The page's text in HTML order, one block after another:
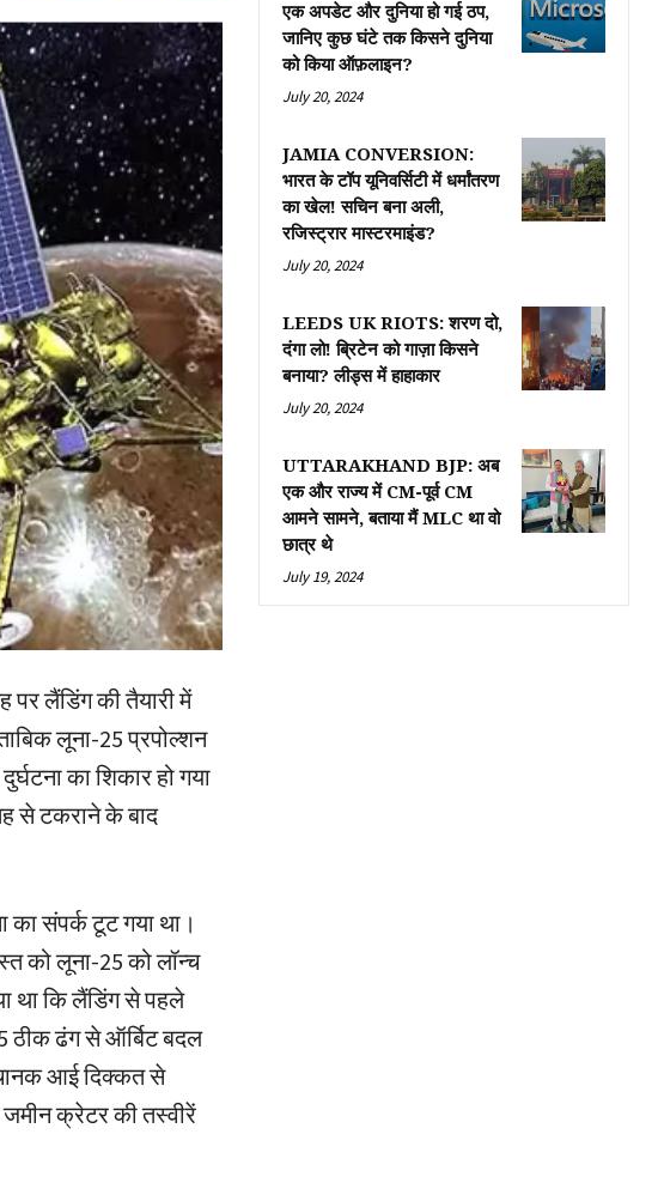
लैंडिंग की तैयारी में
लूना-25 प्रपोल्‍शन
का शिकार हो गया
से टकराने के बाद
संपर्क टूट गया था।
को लूना-25 को लॉन्च
था कि लैंडिंग से पहले
ठीक ढंग से ऑर्बिट बदल
आई दिक्कत से
क्रेटर की तस्वीरें
एक अपडेट और दुनिया हो गई ठप,
जानिए कुछ घंटे तक किसने दुनिया
को किया ऑफ़लाइन?
July 20, 2024
JAMIA CONVERSION:
भारत के टॉप यूनिवर्सिटी में धर्मांतरण
का खेल! सचिन बना अली,
रजिस्ट्रार मास्टरमाइंड?
July 20, 2024
LEEDS UK RIOTS: शरण दो,
दंगा लो! ब्रिटेन को गाज़ा किसने
बनाया? लीड्स में हाहाकार
July 20, 2024
UTTARAKHAND BJP: अब
एक और राज्य में CM-पूर्व CM
आमने सामने, बताया मैं MLC था वो
छात्र थे
July 19, 2024